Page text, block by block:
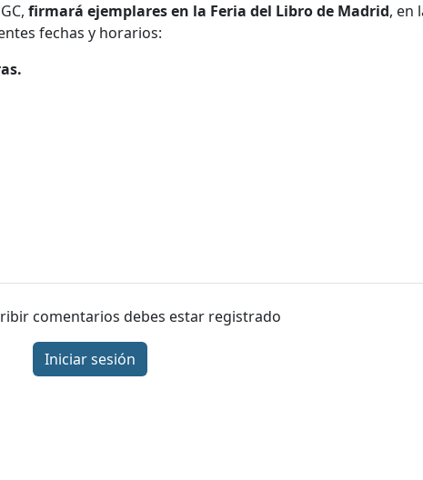
firmará ejemplares en la Feria del Libro de Madrid, en
fechas y horarios:
comentarios debes estar registrado
Iniciar sesión